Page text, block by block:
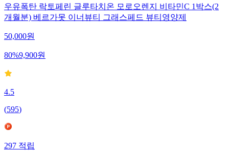
우유폭탄 락토페린 글루타치온 모로오렌지 비타민C 1박스(2
개월분) 베르가못 이너뷰티 그래스페드 뷰티영양제
50,000원
80%9,900원
4.5
(595)
297적립